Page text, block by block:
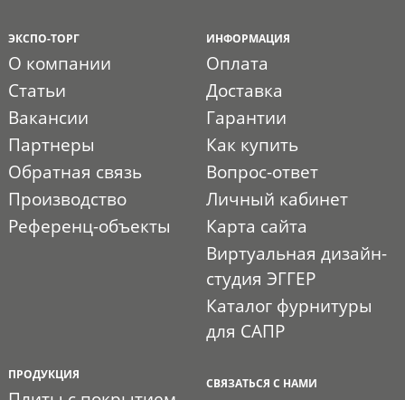
ЭКСПО-ТОРГ
О компании
Статьи
Вакансии
Партнеры
Обратная связь
Производство
Референц-объекты
ИНФОРМАЦИЯ
Оплата
Доставка
Гарантии
Как купить
Вопрос-ответ
Личный кабинет
Карта сайта
Виртуальная дизайн-
студия ЭГГЕР
Каталог фурнитуры
для САПР
ПРОДУКЦИЯ
СВЯЗАТЬСЯ С НАМИ